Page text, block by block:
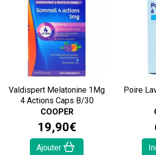
Valdispert Melatonine 1Mg
4 Actions Caps B/30
COOPER
19,90€
Ajouter
Poire